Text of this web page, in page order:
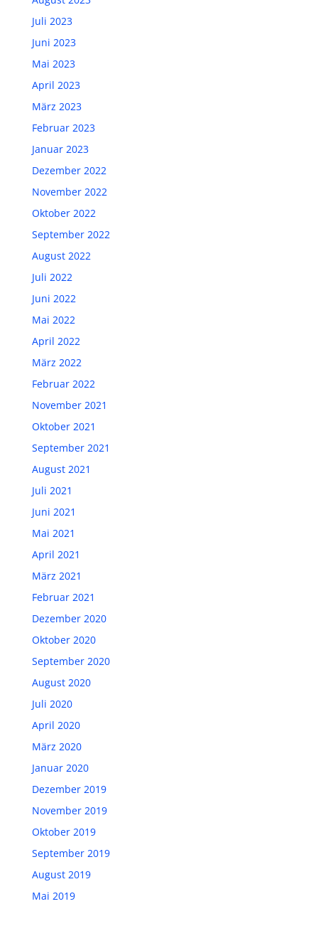
Juli 2023
Juni 2023
Mai 2023
April 2023
März 2023
Februar 2023
Januar 2023
Dezember 2022
November 2022
Oktober 2022
September 2022
August 2022
Juli 2022
Juni 2022
Mai 2022
April 2022
März 2022
Februar 2022
November 2021
Oktober 2021
September 2021
August 2021
Juli 2021
Juni 2021
Mai 2021
April 2021
März 2021
Februar 2021
Dezember 2020
Oktober 2020
September 2020
August 2020
Juli 2020
April 2020
März 2020
Januar 2020
Dezember 2019
November 2019
Oktober 2019
September 2019
August 2019
Mai 2019